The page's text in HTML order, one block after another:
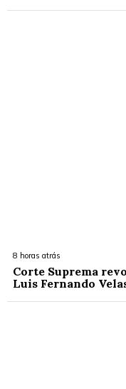
8 horas atrás
Corte Suprema
Luis Fernando